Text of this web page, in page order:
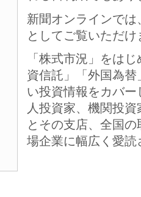
新聞オンラインで
としてご覧いただけ
「株式市況」をは
資信託」「外国為
い投資情報をカバ
人投資家、機関投
とその支店、全国
場企業に幅広く愛読